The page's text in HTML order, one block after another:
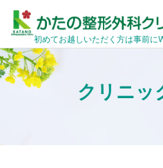
初めてお越しいただく方は事前に